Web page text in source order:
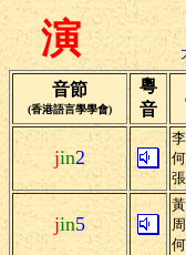
演
音節
(香港語言學學會)
粵
音
jin2
李
何
jin5
黃
周
何